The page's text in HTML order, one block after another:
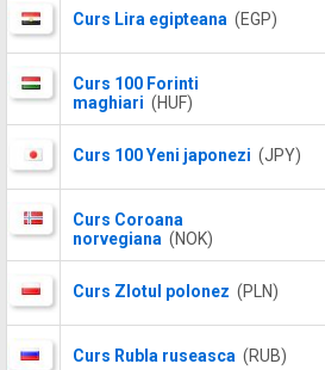
Curs Lira egipteana (EGP)
Curs 100 Forinti
maghiari (HUF)
Curs 100 Yeni japonezi (JPY)
Curs Coroana
norvegiana (NOK)
Curs Zlotul polonez (PLN)
Curs Rubla ruseasca (RUB)